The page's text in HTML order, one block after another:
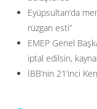
Eyüpsultan’da
rüzgarı esti”
EMEP Genel
iptal edilsin,
İBB’nin 21’inci